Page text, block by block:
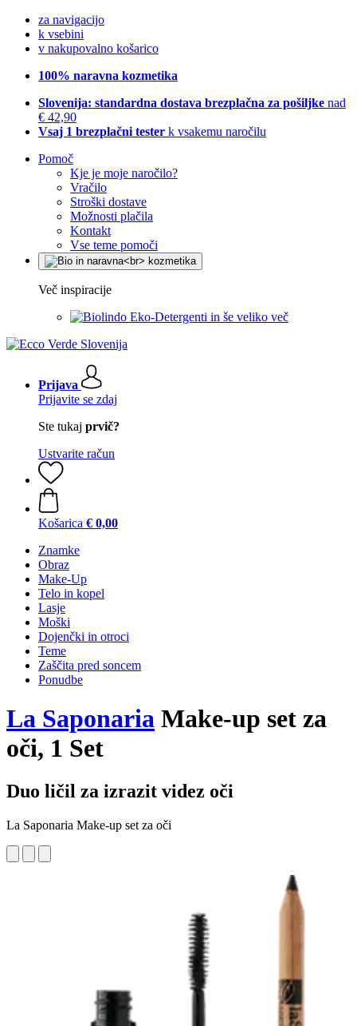
za navigacijo
k vsebini
v nakupovalno košarico
100% naravna kozmetika
Slovenija: standardna dostava brezplačna za pošiljke nad
€ 42,90
Vsaj 1 brezplačni tester k vsakemu naročilu
Pomoč
Kje je moje naročilo?
Vračilo
Stroški dostave
Možnosti plačila
Kontakt
Vse teme pomoči
Več inspiracije
Eko-Detergenti in še veliko več
Prijava
Prijavite se zdaj
Ste tukaj prvič?
Ustvarite račun
Košarica € 0,00
Znamke
Obraz
Make-Up
Telo in kopel
Lasje
Moški
Dojenčki in otroci
Teme
Zaščita pred soncem
Ponudbe
La Saponaria Make-up set za
oči, 1 Set
Duo ličil za izrazit videz oči
La Saponaria Make-up set za oči